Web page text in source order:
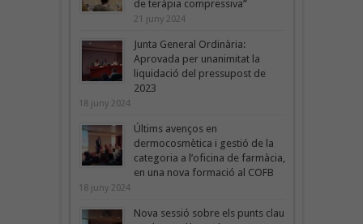
de teràpia compressiva”
21 juny 2024
Junta General Ordinària:
Aprovada per unanimitat la
liquidació del pressupost de
2023
18 juny 2024
Últims avenços en
dermocosmètica i gestió de la
categoria a l’oficina de farmàcia,
en una nova formació al COFB
18 juny 2024
Nova sessió sobre els punts clau